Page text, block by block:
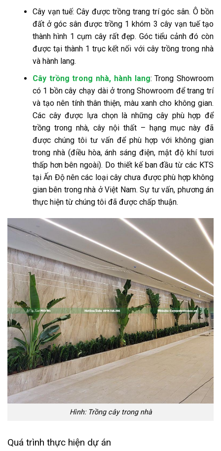
Cây vạn tuế: Cây được trồng trang trí góc sân. Ô bồn
đất ở góc sân được trồng 1 khóm 3 cây vạn tuế tạo
thành hình 1 cụm cây rất đẹp. Góc tiểu cảnh đó còn
được tại thành 1 trục kết nối với cây trồng trong nhà
và hành lang.
Cây trồng trong nhà, hành lang: Trong Showroom
có 1 bồn cây chạy dài ở trong Showroom để trang trí
và tạo nên tính thân thiện, màu xanh cho không gian.
Các cây được lựa chọn là những cây phù hợp để
trồng trong nhà, cây nội thất – hạng mục này đã
được chúng tôi tư vấn để phù hợp với không gian
trong nhà (điều hòa, ánh sáng điện, mật độ khí tươi
thấp hơn bên ngoài). Do thiết kế ban đầu từ các KTS
tại Ấn Độ nên các loại cây chưa được phù hợp không
gian bên trong nhà ở Việt Nam. Sự tư vấn, phương án
thực hiện từ chúng tôi đã được chấp thuận.
Hình: Trồng cây trong nhà
Quá trình thực hiện dự án